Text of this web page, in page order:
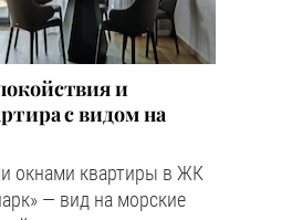
и
с видом на
окнами квартиры в ЖК
— вид на морские